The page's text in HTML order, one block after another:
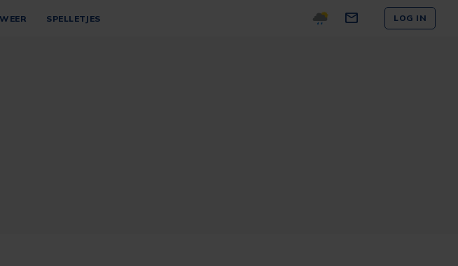
SPELLETJES LOG IN